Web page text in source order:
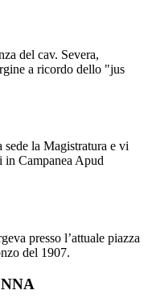
del cav. Severa,
a ricordo dello "jus
la Magistratura e vi
Campanea Apud
presso l’attuale piazza
del 1907.